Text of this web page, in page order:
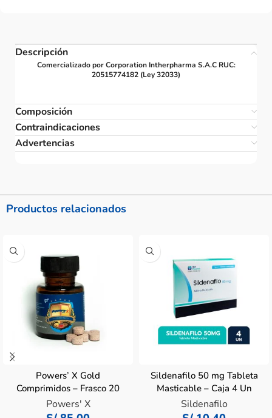
Descripción
Comercializado por Corporation Intherpharma S.A.C RUC:
20515774182 (Ley 32033)
Composición
Contraindicaciones
Advertencias
Productos relacionados
Powers’ X Gold
Comprimidos – Frasco 20
UN
Powers' X
Sildenafilo 50 mg Tableta
Masticable – Caja 4 Un
Sildenafilo